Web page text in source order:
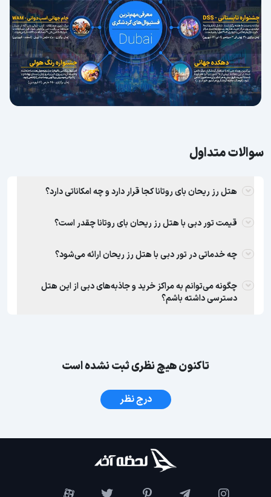
سوالات متداول
هتل رز ریحان بای روتانا کجا قرار دارد و چه امکاناتی دارد؟
قیمت تور دبی با هتل رز ریحان بای روتانا چقدر است؟
چه خدماتی در تور دبی با هتل رز ریحان ارائه می‌شود؟
چگونه می‌توانم به مراکز خرید و جاذبه‌های دبی از این هتل
دسترسی داشته باشم؟
تاکنون هیچ نظری ثبت نشده است
درج نظر